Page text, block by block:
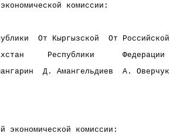
экономической комиссии:
От Кыргызской  От Российской
Республики      Федерации
Д. Амангельдиев  А. Оверчук
экономической комиссии: